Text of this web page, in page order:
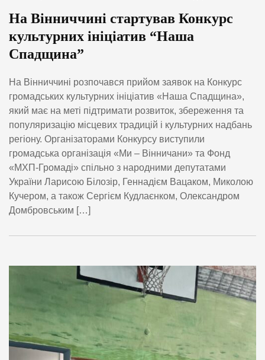
На Вінниччині стартував Конкурс
культурних ініціатив “Наша
Спадщина”
На Вінниччині розпочався прийом заявок на Конкурс
громадських культурних ініціатив «Наша Спадщина»,
який має на меті підтримати розвиток, збереження та
популяризацію місцевих традицій і культурних надбань
регіону. Організаторами Конкурсу виступили
громадська організація «Ми – Вінничани» та Фонд
«МХП-Громаді» спільно з народними депутатами
України Ларисою Білозір, Геннадієм Вацаком, Миколою
Кучером, а також Сергієм Кудлаєнком, Олександром
Домбровським […]